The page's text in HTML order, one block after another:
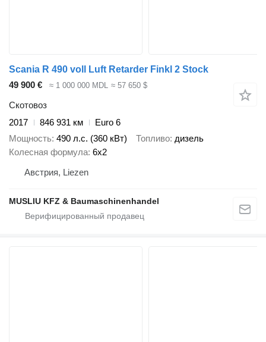
Scania R 490 voll Luft Retarder Finkl 2 Stock
49 900 €
≈ 1 000 000 MDL ≈ 57 650 $
Скотовоз
2017
846 931 км
Euro 6
Мощность 490 л.с. (360 кВт) Топливо дизель
Колесная формула 6x2
Австрия, Liezen
MUSLIU KFZ & Baumaschinenhandel